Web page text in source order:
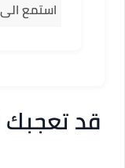
استمع
قد تعجبك